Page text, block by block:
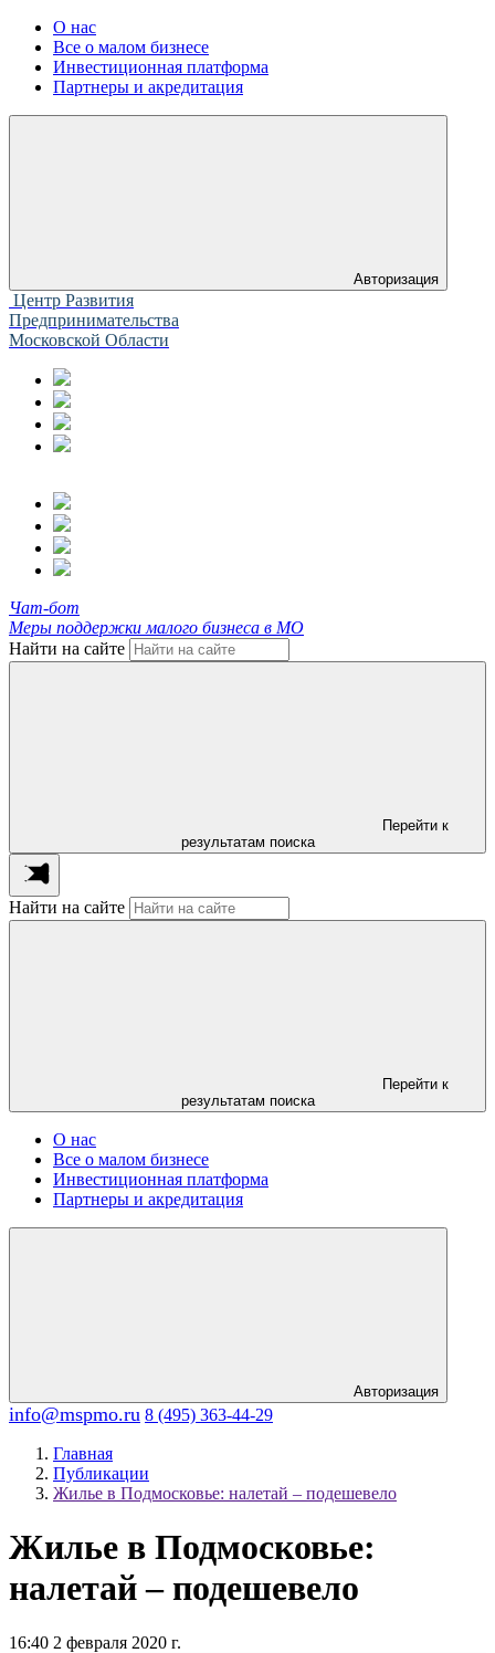
О нас
Все о малом бизнесе
Инвестиционная платформа
Партнеры и акредитация
Авторизация
Центр Развития
Предпринимательства
Московской Области
Чат-бот
Меры поддержки малого бизнеса в МО
Найти на сайте
Перейти к
результатам поиска
Найти на сайте
Перейти к
результатам поиска
О нас
Все о малом бизнесе
Инвестиционная платформа
Партнеры и акредитация
Авторизация
info@mspmo.ru 8 (495) 363-44-29
Главная
Публикации
Жилье в Подмосковье: налетай – подешевело
Жилье в Подмосковье:
налетай – подешевело
16:40 2 февраля 2020 г.